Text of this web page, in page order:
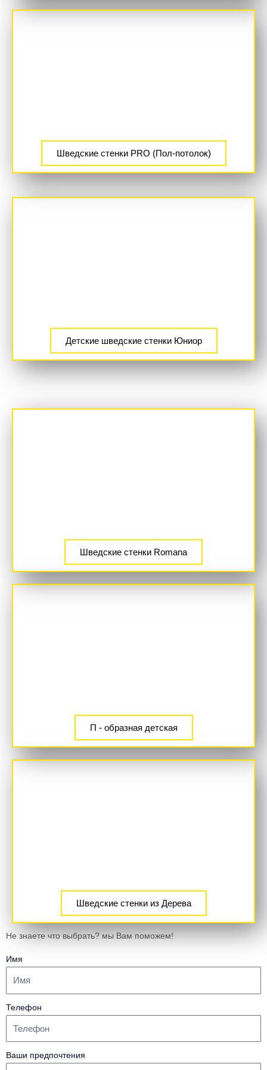
Шведские стенки PRO (Пол-потолок)
ХИТ
Детские шведские стенки Юниор
Шведские стенки Romana
П - образная детская
Шведские стенки из Дерева
ХИТ
Не знаете что выбрать? мы Вам поможем!
Имя
Телефон
Ваши предпочтения